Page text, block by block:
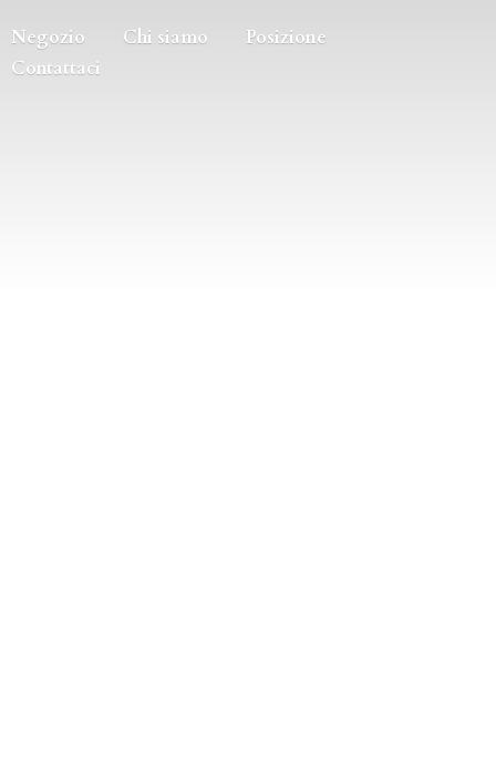
Negozio Chi siamo
Posizione
Contattaci